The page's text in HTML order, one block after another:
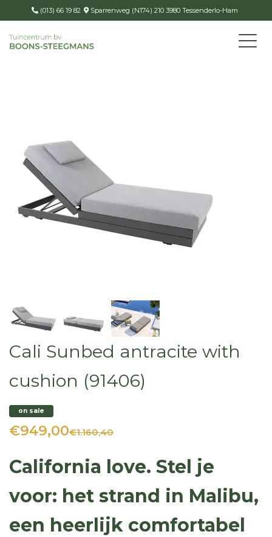
(013) 66 19 82 Sparrenweg (N174) 210 3980 Tessenderlo-Ham
Cali Sunbed antracite with
cushion (91406)
on sale
€949,00€1.160,40
California love. Stel je
voor: het strand in Malibu,
een heerlijk comfortabel